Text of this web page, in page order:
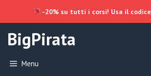
contenuto
BigPirata
Menu
-20% su tutti i corsi! Usa il codice